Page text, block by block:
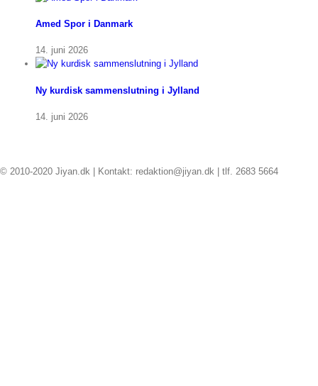
Amed Spor i Danmark
14. juni 2026
Ny kurdisk sammenslutning i Jylland
14. juni 2026
© 2010-2020 Jiyan.dk | Kontakt: redaktion@jiyan.dk | tlf. 2683 5664